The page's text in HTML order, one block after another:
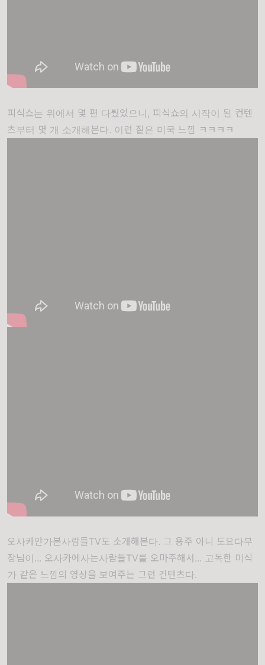
피식쇼는 위에서 몇 편 다뤘었으니, 피식쇼의 시작이 된 컨텐
츠부터 몇 개 소개해본다. 이런 짙은 미국 느낌 ㅋㅋㅋㅋ
오사카안가본사람들TV도 소개해본다. 그 용주 아니 도요다부
장님이... 오사카에사는사람들TV를 오마주해서... 고독한 미식
가 같은 느낌의 영상을 보여주는 그런 컨텐츠다.